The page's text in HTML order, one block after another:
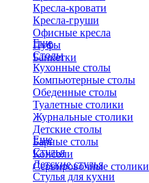
Кресла-кровати
Кресла-груши
Офисные кресла
Пуфы
Банкетки
Еще
Столы
Кухонные столы
Компьютерные столы
Обеденные столы
Туалетные столики
Журнальные столики
​Детские столы
Барные столы
Консоли
Сервировочные столики
Еще
Стулья
Детские стулья
Стулья для кухни